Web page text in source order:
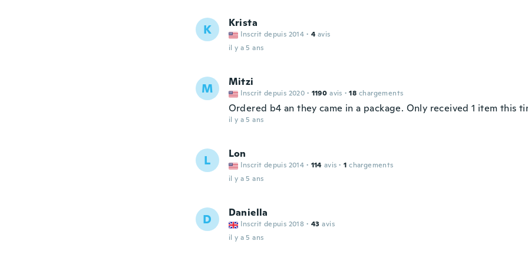
K Krista
Inscrit depuis 2014 · 4 avis
il y a 5 ans
M Mitzi
Inscrit depuis 2020 · 1190 avis · 18 chargements
Ordered b4 an they came in a package. Only received 1 item this
il y a 5 ans
L Lon
Inscrit depuis 2014 · 114 avis · 1 chargements
il y a 5 ans
D Daniella
Inscrit depuis 2018 · 43 avis
il y a 5 ans